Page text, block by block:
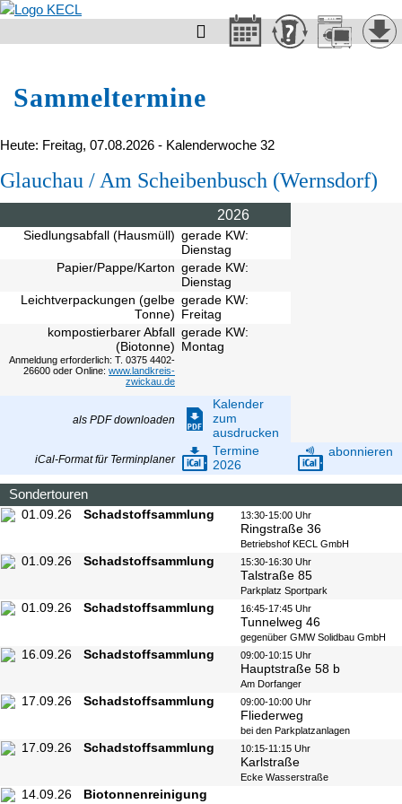

Sammeltermine
Heute: Freitag, 07.08.2026 - Kalenderwoche 32
Glauchau / Am Scheibenbusch (Wernsdorf)
2026
Siedlungsabfall (Hausmüll) gerade KW:
Dienstag
Papier/Pappe/Karton gerade KW:
Dienstag
Leichtverpackungen (gelbe
Tonne)
gerade KW:
Freitag
kompostierbarer Abfall
(Biotonne)
Anmeldung erforderlich: T. 0375 4402-
26600 oder Online: www.landkreis-
zwickau.de
gerade KW:
Montag
als PDF downloaden
Kalender
zum
ausdrucken
iCal-Format für Terminplaner
Termine
2026
abonnieren
Sondertouren
01.09.26 Schadstoffsammlung 13:30-15:00 Uhr
Ringstraße 36
Betriebshof KECL GmbH
01.09.26 Schadstoffsammlung 15:30-16:30 Uhr
Talstraße 85
Parkplatz Sportpark
01.09.26 Schadstoffsammlung 16:45-17:45 Uhr
Tunnelweg 46
gegenüber GMW Solidbau GmbH
16.09.26 Schadstoffsammlung 09:00-10:15 Uhr
Hauptstraße 58 b
Am Dorfanger
17.09.26 Schadstoffsammlung 09:00-10:00 Uhr
Fliederweg
bei den Parkplatzanlagen
17.09.26 Schadstoffsammlung 10:15-11:15 Uhr
Karlstraße
Ecke Wasserstraße
14.09.26 Biotonnenreinigung